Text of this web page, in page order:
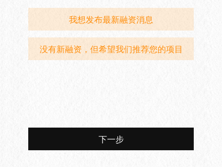
我想发布最新融资消息
没有新融资，但希望我们推荐您的项目
下一步